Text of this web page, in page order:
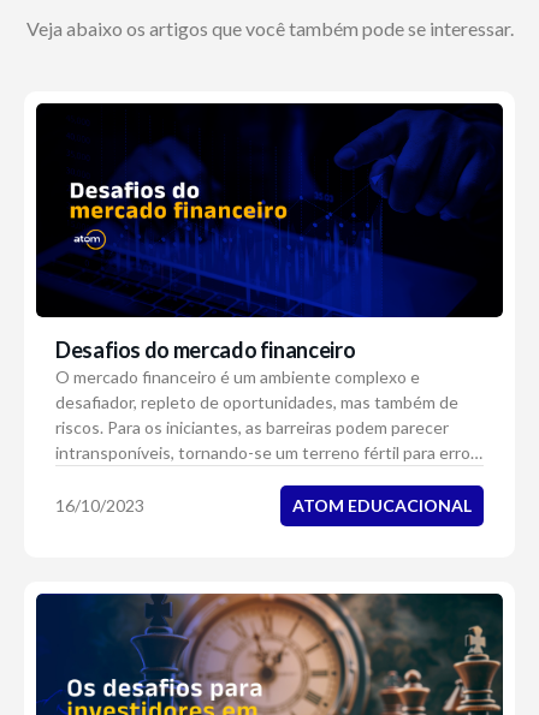
Veja abaixo os artigos que você também pode se interessar.
Desafios do mercado financeiro
O mercado financeiro é um ambiente complexo e
desafiador, repleto de oportunidades, mas também de
riscos. Para os iniciantes, as barreiras podem parecer
intransponíveis, tornando-se um terreno fértil para erros
16/10/2023
ATOM EDUCACIONAL